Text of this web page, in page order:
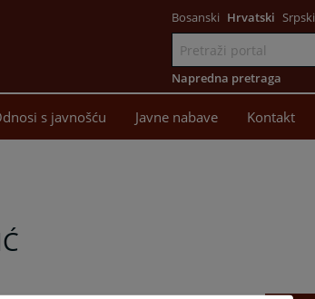
Bosanski Hrvatski Srpski
Napredna pretraga
s javnošću Javne nabave Kontakt